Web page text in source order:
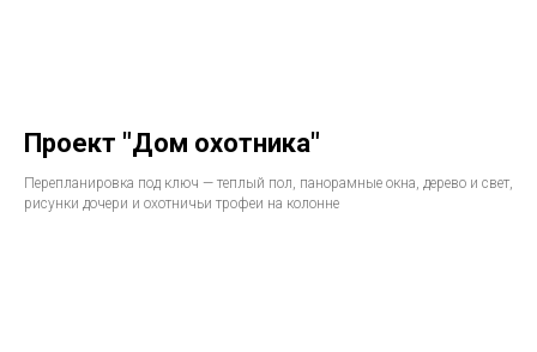
Проект "Дом охотника"
Перепланировка под ключ — теплый пол, панорамные окна, дерево и свет,
рисунки дочери и охотничьи трофеи на колонне